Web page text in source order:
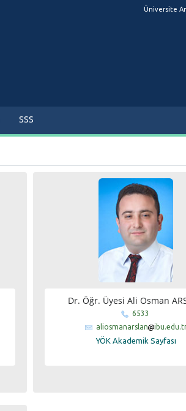
Üniversite
SSS
Dr. Öğr. Üyesi Ali Osman
6533
aliosmanarslan
YÖK Akademik Sayfası